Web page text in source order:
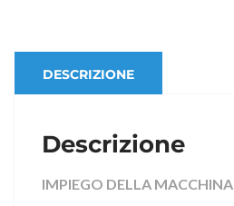
DESCRIZIONE
Descrizione
IMPIEGO DELLA MACCHINA